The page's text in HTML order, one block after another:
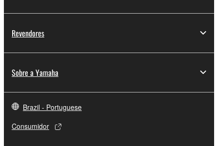
Revendores
Sobre a Yamaha
Brazil - Portuguese
Consumidor